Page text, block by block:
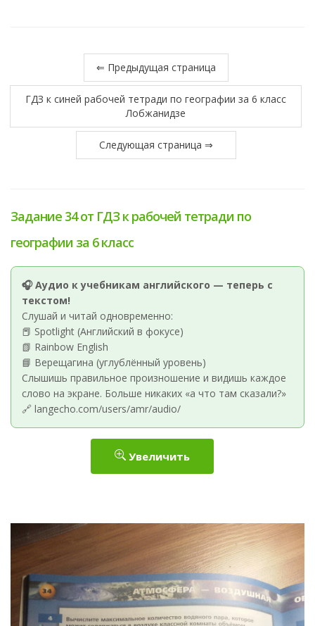
⇐ Предыдущая страница
ГДЗ к синей рабочей тетради по географии за 6 класс
Лобжанидзе
Следующая страница ⇒
Задание 34 от ГДЗ к рабочей тетради по
географии за 6 класс
🎧 Аудио к учебникам английского — теперь с
текстом!
Слушай и читай одновременно:
📕 Spotlight (Английский в фокусе)
📗 Rainbow English
📘 Верещагина (углублённый уровень)
Слышишь правильное произношение и видишь каждое
слово на экране. Больше никаких «а что там сказали?»
🔗 langecho.com/users/amr/audio/
Увеличить